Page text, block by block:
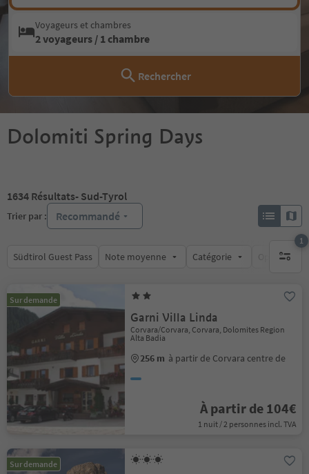
Voyageurs et chambres
2 voyageurs / 1 chambre
Rechercher
Dolomiti Spring Days
1634 Résultats- Sud-Tyrol
Trier par : Recommandé
Südtirol Guest Pass Note moyenne Catégorie Options de
1
1 filtre
Sur demande
Garni Villa Linda
Corvara/Corvara, Corvara, Dolomites Region
Alta Badia
256 m à partir de Corvara centre de
À partir de 104€
1 nuit / 2 personnes incl. TVA
Sur demande